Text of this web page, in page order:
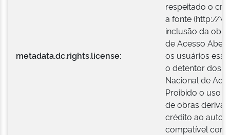
metadata.dc.rights.license:
respeitado o
a fonte (http://
inclusão da
de Acesso
os usuários
o detentor dos
Nacional de
Proibido o uso
de obras
crédito ao autor
compatível com